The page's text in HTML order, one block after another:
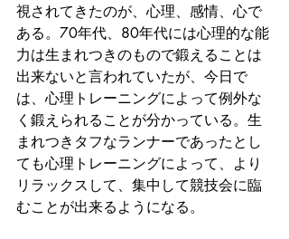
視されてきたのが、心理、感情、心で
ある。70年代、80年代には心理的な能
力は生まれつきのもので鍛えることは
出来ないと言われていたが、今日で
は、心理トレーニングによって例外な
く鍛えられることが分かっている。生
まれつきタフなランナーであったとし
ても心理トレーニングによって、より
リラックスして、集中して競技会に臨
むことが出来るようになる。